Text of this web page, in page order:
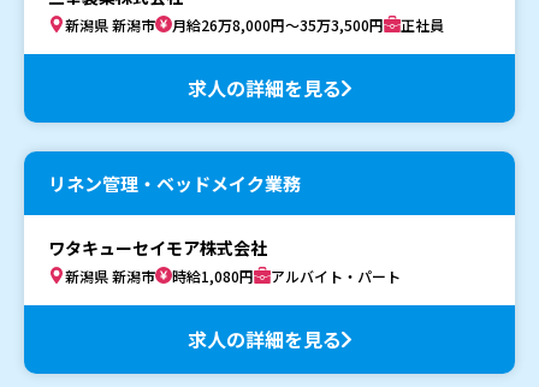
新潟県 新潟市 月給26万8,000円～35万3,500円 正社員
求人の詳細を見る
リネン管理・ベッドメイク業務
ワタキューセイモア株式会社
新潟県 新潟市 時給1,080円 アルバイト・パート
求人の詳細を見る